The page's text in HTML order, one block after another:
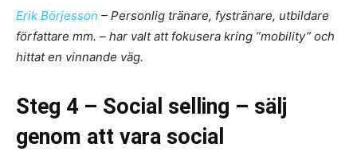
Erik Börjesson – Personlig tränare, fystränare, utbildare
författare mm. – har valt att fokusera kring ”mobility” och
hittat en vinnande väg.
Steg 4 – Social selling – sälj
genom att vara social